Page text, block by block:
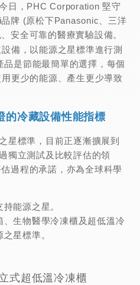
日，PHC Corporation 堅守
牌 (原松下Panasonic、三洋
安全可靠的醫療實驗設備。
備，以能源之星標準進行測
是節能最簡單的選擇，每個
更少的能源、產生更少導致
的冷藏設備性能指標
星標準，目前正逐漸擴展到
獨立測試及比較評估的領
過程的承諾，亦為全球科學
能源之星。
生物醫學冷凍櫃及超低溫冷
星標準。
式超低溫冷凍櫃